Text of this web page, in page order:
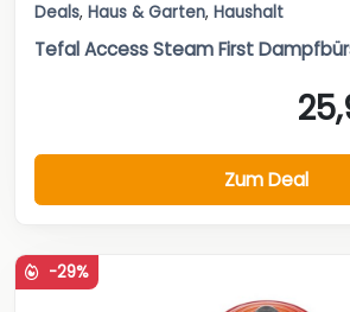
Deals, Haus & Garten, Haushalt
Tefal Access Steam First
Zum Deal
-29%